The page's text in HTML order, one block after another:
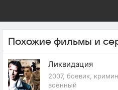
Похожие фильмы и
Ликвидация
2007, боевик,
военный